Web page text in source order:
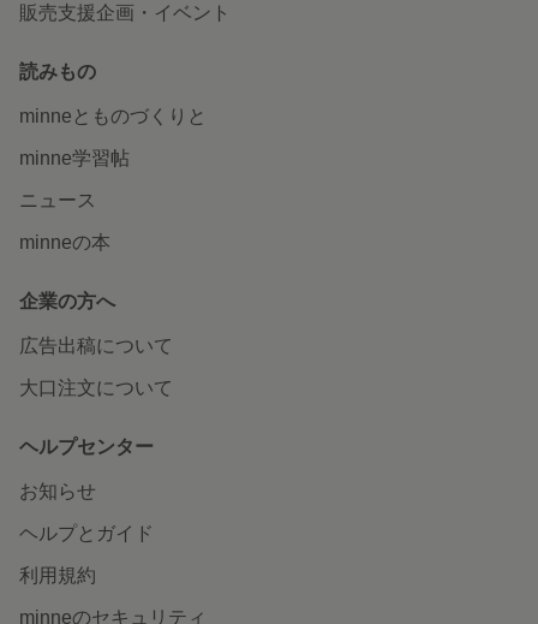
販売支援企画・イベント
読みもの
minneとものづくりと
minne学習帖
ニュース
minneの本
企業の方へ
広告出稿について
大口注文について
ヘルプセンター
お知らせ
ヘルプとガイド
利用規約
minneのセキュリティ